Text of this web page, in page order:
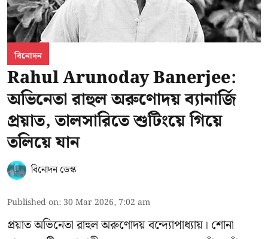
বিনোদন
Rahul Arunoday Banerjee:
অভিনেতা রাহুল অরুণোদয় ব্যানার্জি
প্রয়াত, তালসারিতে শুটিংয়ে গিয়ে
তলিয়ে যান
বিনোদন ডেস্ক
Published on: 30 Mar 2026, 7:02 am
প্রয়াত অভিনেতা রাহুল অরুণোদয় বন্দ্যোপাধ্যায়। শোনা